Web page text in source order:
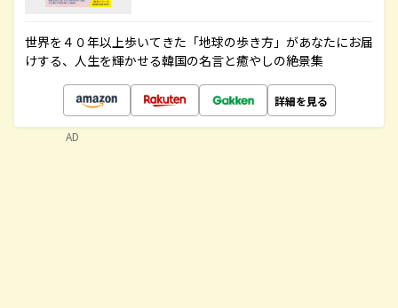
世界を４０年以上歩いてきた「地球の歩き方」があなたにお届
けする、人生を輝かせる韓国の名言と癒やしの絶景集
詳細を見る
AD